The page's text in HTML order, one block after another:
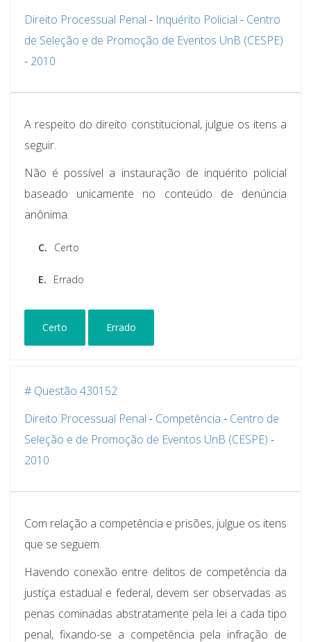
Direito Processual Penal - Inquérito Policial - Centro
de Seleção e de Promoção de Eventos UnB (CESPE)
- 2010
A respeito do direito constitucional, julgue os itens a
seguir.
Não é possível a instauração de inquérito policial
baseado unicamente no conteúdo de denúncia
anônima.
C. Certo
E. Errado
Certo Errado
# Questão 430152
Direito Processual Penal - Competência - Centro de
Seleção e de Promoção de Eventos UnB (CESPE) -
2010
Com relação a competência e prisões, julgue os itens
que se seguem.
Havendo conexão entre delitos de competência da
justiça estadual e federal, devem ser observadas as
penas cominadas abstratamente pela lei a cada tipo
penal, fixando-se a competência pela infração de